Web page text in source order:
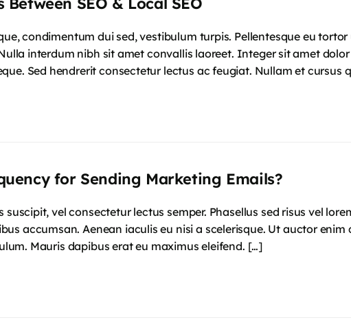
condimentum dui sed, vestibulum turpis. Pellentesque eu
interdum nibh sit amet convallis laoreet. Integer sit amet
Sed hendrerit consectetur lectus ac feugiat. Nullam et cursus
for Sending Marketing Emails?
vel consectetur lectus semper. Phasellus sed risus vel
accumsan. Aenean iaculis eu nisi a scelerisque. Ut auctor
Mauris dapibus erat eu maximus eleifend. […]